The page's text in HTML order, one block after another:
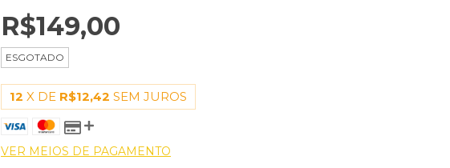
R$149,00
ESGOTADO
12 X DE R$12,42 SEM JUROS
VER MEIOS DE PAGAMENTO